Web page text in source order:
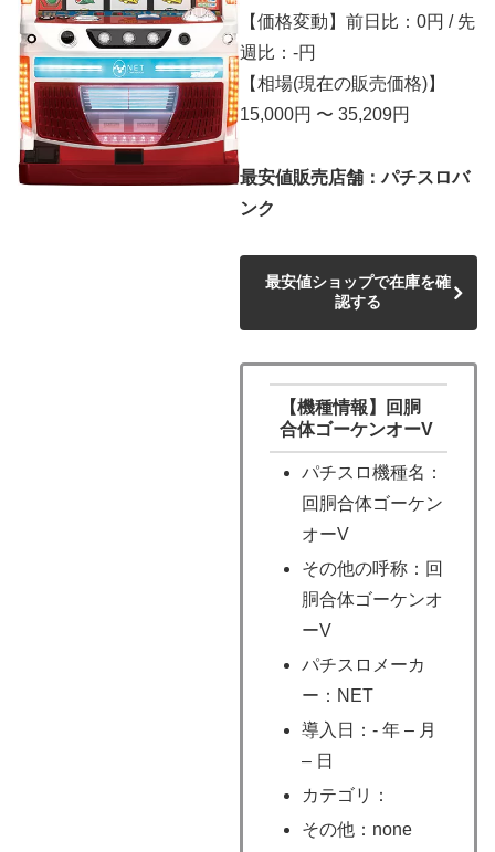
【価格変動】前日比：0円 / 先
週比：-円
【相場(現在の販売価格)】
15,000円 〜 35,209円
最安値販売店舗：パチスロバ
ンク
最安値ショップで在庫を確
認する
【機種情報】回胴
合体ゴーケンオーV
パチスロ機種名：
回胴合体ゴーケン
オーV
その他の呼称：回
胴合体ゴーケンオ
ーV
パチスロメーカ
ー：NET
導入日：- 年 – 月
– 日
カテゴリ：
その他：none